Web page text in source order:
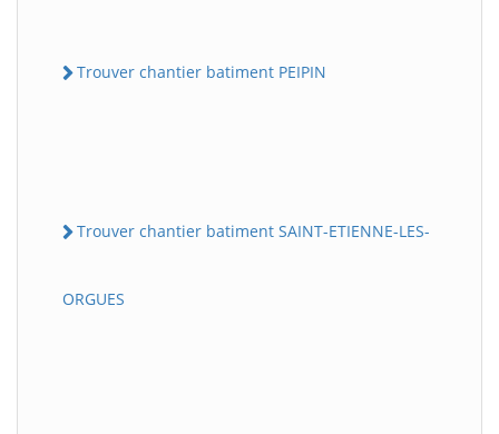
Trouver chantier batiment PEIPIN
Trouver chantier batiment SAINT-ETIENNE-LES-
ORGUES